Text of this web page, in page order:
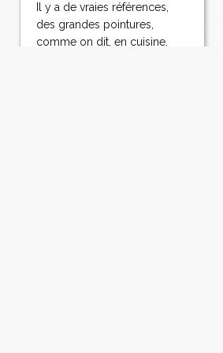
Il y a de vraies références,
des grandes pointures,
comme on dit, en cuisine.